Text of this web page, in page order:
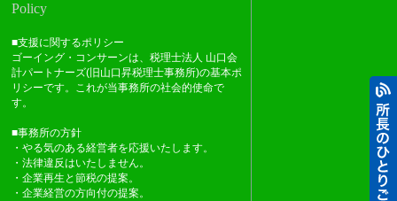
Policy
■支援に関するポリシー
ゴーイング・コンサーンは、税理士法人 山口会
計パートナーズ(旧山口昇税理士事務所)の基本ポ
リシーです。これが当事務所の社会的使命で
す。
■事務所の方針
・やる気のある経営者を応援いたします。
・法律違反はいたしません。
・企業再生と節税の提案。
・企業経営の方向付の提案。